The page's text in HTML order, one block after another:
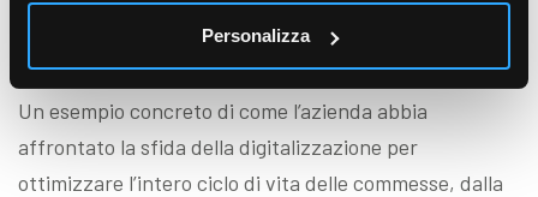
Personalizza
18:15: Dalla Sfida alla Soluzione: La Digitalizzazione
dei Processi per Intent Spa
Un esempio concreto di come l’azienda abbia
affrontato la sfida della digitalizzazione per
ottimizzare l’intero ciclo di vita delle commesse, dalla